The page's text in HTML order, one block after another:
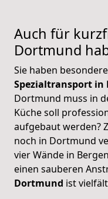
Auch für
Dortmund
Sie haben
Spezialtransport in
Dortmund muss in
Küche soll
aufgebaut werden?
noch in Dortmund
vier Wände in
einen sauberen
Dortmund ist